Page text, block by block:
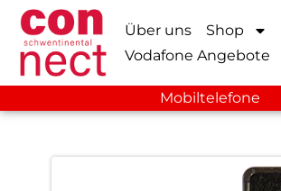
Über uns Shop
Vodafone Angebote
Mobiltelefone